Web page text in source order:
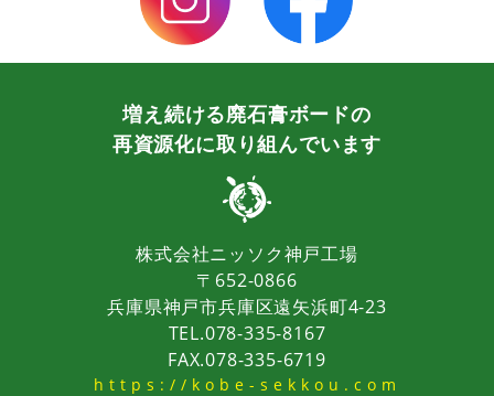
増え続ける廃石膏ボードの
再資源化に取り組んでいます
株式会社ニッソク神戸工場
〒652-0866
兵庫県神戸市兵庫区遠矢浜町4-23
TEL.078-335-8167
FAX.078-335-6719
https://kobe-sekkou.com